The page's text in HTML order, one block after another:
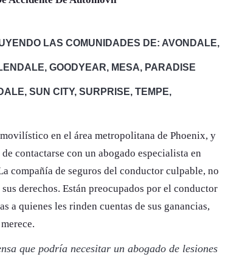
LAS COMUNIDADES DE: AVONDALE,
GOODYEAR, MESA, PARADISE
SUN CITY, SURPRISE, TEMPE,
en el área metropolitana de Phoenix, y
contactarse con un abogado especialista en
compañía de seguros del conductor culpable, no
derechos. Están preocupados por el conductor
a quienes les rinden cuentas de sus ganancias,
que podría necesitar un abogado de lesiones